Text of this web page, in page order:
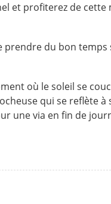
et profiterez de
prendre du bon
où le soleil se
qui se reflète
une via en fin de